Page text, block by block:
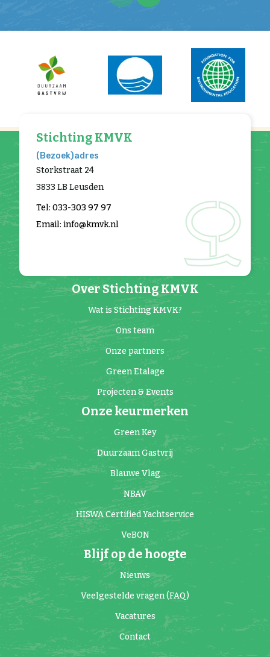
Over Stichting KMVK
Wat is Stichting KMVK?
Ons team
Onze partners
Green Etalage
Projecten & Events
Onze keurmerken
Green Key
Duurzaam Gastvrij
Blauwe Vlag
NBAV
HISWA Certified Yachtservice
VeBON
Blijf op de hoogte
Nieuws
Veelgestelde vragen (FAQ)
Vacatures
Contact
Stichting KMVK
(Bezoek)adres
Storkstraat 24
3833 LB Leusden
Tel: 033-303 97 97
Email: info@kmvk.nl